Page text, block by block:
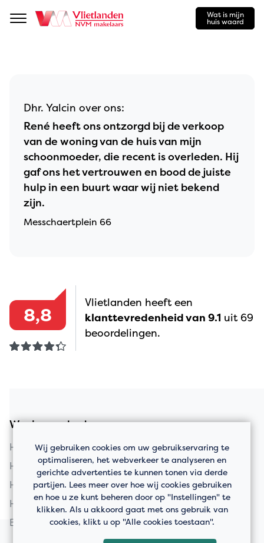
Navigation
Wat is mijn
huis waard
Dhr. Yalcin over ons:
René heeft ons ontzorgd bij de verkoop
van de woning van de huis van mijn
schoonmoeder, die recent is overleden. Hij
gaf ons het vertrouwen en bood de juiste
hulp in een buurt waar wij niet bekend
zijn.
Messchaertplein 66
8,8
Vlietlanden heeft een
klanttevredenheid van 9.1 uit 69
beoordelingen.
Woningaanbod
Huis kopen in Vlaardingen
Huis kopen in Schiedam
Huis kopen in Rotterdam
Huis kopen in Maassluis
Bedrijfspanden
Wij gebruiken cookies om uw gebruikservaring te
optimaliseren, het webverkeer te analyseren en
gerichte advertenties te kunnen tonen via derde
partijen. Lees meer over hoe wij cookies gebruiken
en hoe u ze kunt beheren door op "Instellingen" te
klikken. Als u akkoord gaat met ons gebruik van
cookies, klikt u op "Alle cookies toestaan".